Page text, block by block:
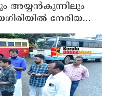
അയ്യൻകുന്നിലും
നേരിയ
മാറ്റി